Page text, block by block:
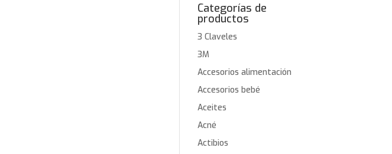
Categorías de
productos
3 Claveles
3M
Accesorios alimentación
Accesorios bebé
Aceites
Acné
Actibios